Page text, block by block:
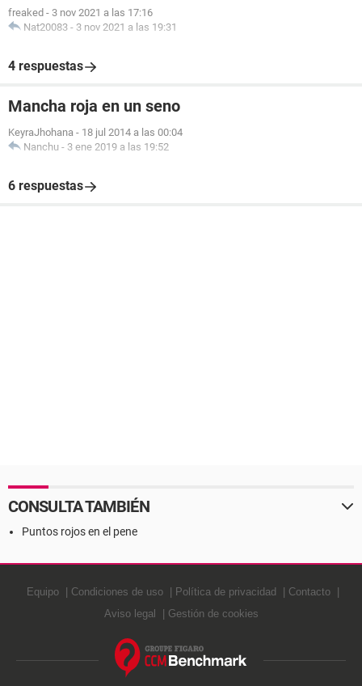
freaked - 3 nov 2021 a las 17:16
Nat20083 - 3 nov 2021 a las 19:31
4 respuestas
Mancha roja en un seno
KeyraJhohana - 18 jul 2014 a las 00:04
Nanchu - 3 ene 2019 a las 19:52
6 respuestas
CONSULTA TAMBIÉN
Puntos rojos en el pene
Equipo Condiciones de uso Política de privacidad
Contacto
Aviso legal
Gestión de cookies